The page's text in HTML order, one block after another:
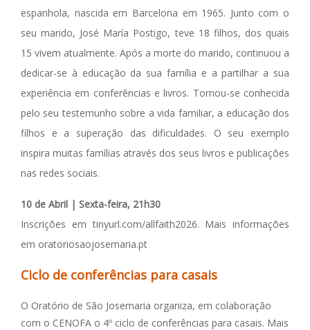
espanhola, nascida em Barcelona em 1965. Junto com o
seu marido, José María Postigo, teve 18 filhos, dos quais
15 vivem atualmente. Após a morte do marido, continuou a
dedicar-se à educação da sua família e a partilhar a sua
experiência em conferências e livros. Tornou-se conhecida
pelo seu testemunho sobre a vida familiar, a educação dos
filhos e a superação das dificuldades. O seu exemplo
inspira muitas famílias através dos seus livros e publicações
nas redes sociais.
10 de Abril | Sexta-feira, 21h30
Inscrições em tinyurl.com/allfaith2026. Mais informações
em oratoriosaojosemaria.pt
Ciclo de conferências para casais
O Oratório de São Josemaria organiza, em colaboração
com o CENOFA o 4º ciclo de conferências para casais. Mais